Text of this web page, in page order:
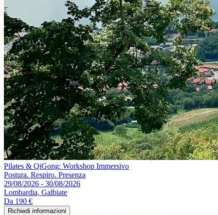
Pilates & QiGong: Workshop Immersivo
Postura. Respiro. Presenza
29/08/2026 - 30/08/2026
Lombardia, Galbiate
Da 190 €
Richiedi informazioni